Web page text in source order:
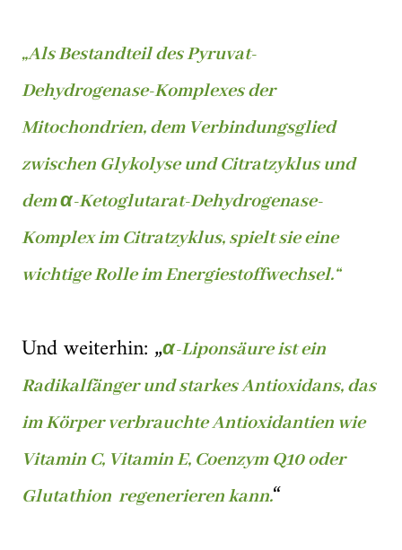
„Als Bestandteil des Pyruvat-
Dehydrogenase-Komplexes der
Mitochondrien, dem Verbindungsglied
zwischen Glykolyse und Citratzyklus und
dem α-Ketoglutarat-Dehydrogenase-
Komplex im Citratzyklus, spielt sie eine
wichtige Rolle im Energiestoffwechsel.“
Und weiterhin: „α-Liponsäure ist ein
Radikalfänger und starkes Antioxidans, das
im Körper verbrauchte Antioxidantien wie
Vitamin C, Vitamin E, Coenzym Q10 oder
Glutathion regenerieren kann.“